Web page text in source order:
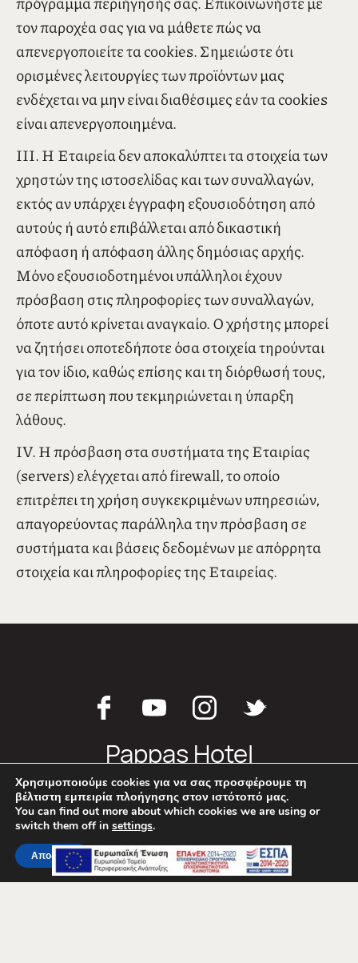
επικοινωνώντας με τη διοργανώτρια εταιρεία.
Μπορείτε να αρνηθείτε να δεχτείτε τα cookies
ενεργοποιώντας τις κατάλληλες ρυθμίσεις στο
πρόγραμμα περιήγησής σας. Επικοινωνήστε με
τον παροχέα σας για να μάθετε πώς να
ορισμένες λειτουργίες των προϊόντων μας
ενδέχεται να μην είναι διαθέσιμες εάν τα cookies
είναι απενεργοποιημένα.
ΙΙΙ. Η Εταιρεία δεν αποκαλύπτει τα στοιχεία των
χρηστών της ιστοσελίδας και των συναλλαγών,
εκτός αν υπάρχει έγγραφη εξουσιοδότηση από
αυτούς ή αυτό επιβάλλεται από δικαστική
απόφαση ή απόφαση άλλης δημόσιας αρχής.
Μόνο εξουσιοδοτημένοι υπάλληλοι έχουν
πρόσβαση στις πληροφορίες των συναλλαγών,
όποτε αυτό κρίνεται αναγκαίο. Ο χρήστης μπορεί
για τον ίδιο, καθώς επίσης και τη διόρθωσή τους,
σε περίπτωση που τεκμηριώνεται η ύπαρξη
λάθους.
ΙV. Η πρόσβαση στα συστήματα της Εταιρίας
(servers) ελέγχεται από firewall, το οποίο
Pappas Hotel
Χρησιμοποιούμε cookies για να σας προσφέρουμε τη
βέλτιστη εμπειρία πλοήγησης στον ιστότοπό μας.
You can find out more about which cookies we are using or
switch them off in settings.
Αποδοχή